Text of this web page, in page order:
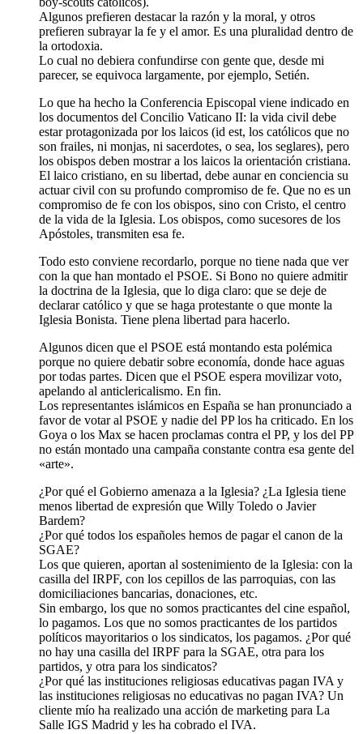
Algunos prefieren destacar la razón y la moral, y otros
prefieren subrayar la fe y el amor. Es una pluralidad dentro de
la ortodoxia.
Lo cual no debiera confundirse con gente que, desde mi
parecer, se equivoca largamente, por ejemplo, Setién.
Lo que ha hecho la Conferencia Episcopal viene indicado en
los documentos del Concilio Vaticano II: la vida civil debe
estar protagonizada por los laicos (id est, los católicos que no
son frailes, ni monjas, ni sacerdotes, o sea, los seglares), pero
los obispos deben mostrar a los laicos la orientación cristiana.
El laico cristiano, en su libertad, debe aunar en conciencia su
actuar civil con su profundo compromiso de fe. Que no es un
compromiso de fe con los obispos, sino con Cristo, el centro
de la vida de la Iglesia. Los obispos, como sucesores de los
Apóstoles, transmiten esa fe.
Todo esto conviene recordarlo, porque no tiene nada que ver
con la que han montado el PSOE. Si Bono no quiere admitir
la doctrina de la Iglesia, que lo diga claro: que se deje de
declarar católico y que se haga protestante o que monte la
Iglesia Bonista. Tiene plena libertad para hacerlo.
Algunos dicen que el PSOE está montando esta polémica
porque no quiere debatir sobre economía, donde hace aguas
por todas partes. Dicen que el PSOE espera movilizar voto,
apelando al anticlericalismo. En fin.
Los representantes islámicos en España se han pronunciado a
favor de votar al PSOE y nadie del PP los ha criticado. En los
Goya o los Max se hacen proclamas contra el PP, y los del PP
no están montado una campaña constante contra esa gente del
«arte».
¿Por qué el Gobierno amenaza a la Iglesia? ¿La Iglesia tiene
menos libertad de expresión que Willy Toledo o Javier
Bardem?
¿Por qué todos los españoles hemos de pagar el canon de la
SGAE?
Los que quieren, aportan al sostenimiento de la Iglesia: con la
casilla del IRPF, con los cepillos de las parroquias, con las
domiciliaciones bancarias, donaciones, etc.
Sin embargo, los que no somos practicantes del cine español,
lo pagamos. Los que no somos practicantes de los partidos
políticos mayoritarios o los sindicatos, los pagamos. ¿Por qué
no hay una casilla del IRPF para la SGAE, otra para los
partidos, y otra para los sindicatos?
¿Por qué las instituciones religiosas educativas pagan IVA y
las instituciones religiosas no educativas no pagan IVA? Un
cliente mío ha realizado una acción de marketing para La
Salle IGS Madrid y les ha cobrado el IVA.